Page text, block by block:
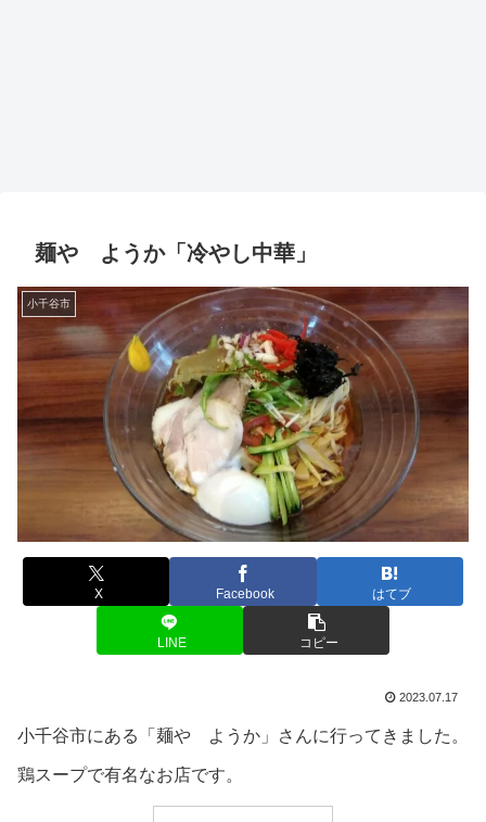
麺や ようか「冷やし中華」
小千谷市
X Facebook はてブ
LINE コピー
2023.07.17
小千谷市にある「麺や ようか」さんに行ってきました。
鶏スープで有名なお店です。